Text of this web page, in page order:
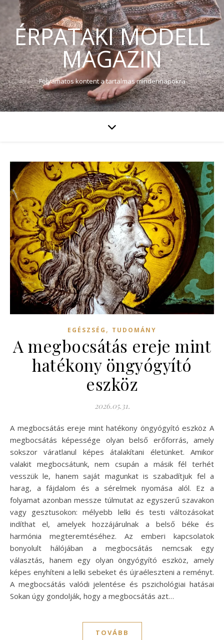
ÉRPATAKI MODELL
MAGAZIN
Folyamatos kontent a tartalmas mindennapokra
EGÉSZSÉG , TUDOMÁNY
A megbocsátás ereje mint
hatékony öngyógyító
eszköz
2026.05.31.
A megbocsátás ereje mint hatékony öngyógyító eszköz A
megbocsátás képessége olyan belső erőforrás, amely
sokszor váratlanul képes átalakítani életünket. Amikor
valakit megbocsátunk, nem csupán a másik fél terhét
vesszük le, hanem saját magunkat is szabadítjuk fel a
harag, a fájdalom és a sérelmek nyomása alól. Ez a
folyamat azonban messze túlmutat az egyszerű szavakon
vagy gesztusokon: mélyebb lelki és testi változásokat
indíthat el, amelyek hozzájárulnak a belső béke és
harmónia megteremtéséhez. Az emberi kapcsolatok
bonyolult hálójában a megbocsátás nemcsak egy
választás, hanem egy olyan öngyógyító eszköz, amely
képes enyhíteni a lelki sebeket és újraéleszteni a reményt.
A megbocsátás valódi jelentése és pszichológiai hatásai
Sokan úgy gondolják, hogy a megbocsátás azt…
TOVÁBB